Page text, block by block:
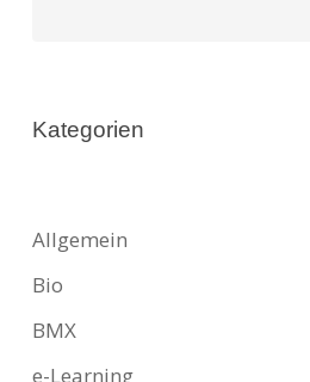
Kategorien
Allgemein
Bio
BMX
e-Learning